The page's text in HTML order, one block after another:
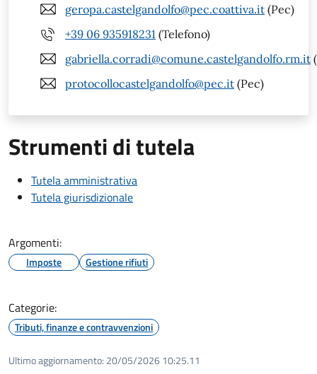
geropa.castelgandolfo@pec.coattiva.it (Pec)
+39 06 935918231 (Telefono)
gabriella.corradi@comune.castelgandolfo.rm.it
protocollocastelgandolfo@pec.it (Pec)
Strumenti di tutela
Tutela amministrativa
Tutela giurisdizionale
Argomenti:
Imposte Gestione rifiuti
Categorie:
Tributi, finanze e contravvenzioni
Ultimo aggiornamento: 20/05/2026 10:25.11